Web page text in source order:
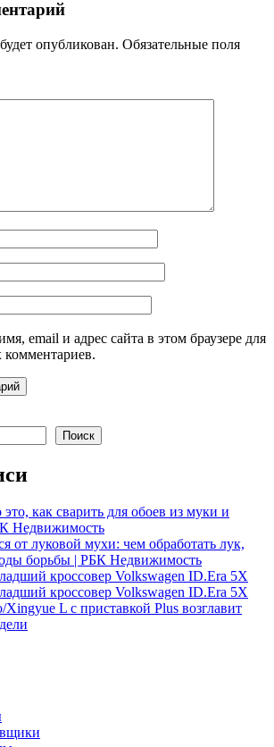
опубликован. Обязательные поля
email и адрес сайта в этом браузере для
Поиск
это, как сварить для обоев из муки и
Недвижимость
от луковой мухи: чем обработать лук,
борьбы | РБК Недвижимость
кроссовер Volkswagen ID.Era 5X
кроссовер Volkswagen ID.Era 5X
L с приставкой Plus возглавит